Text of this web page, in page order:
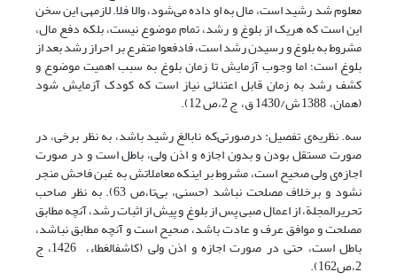
معلوم شد رشید است، مال به او داده می‌شود، والا فلا. لازمه­ی این سخن
این است که هریک از بلوغ و رشد، تمام موضوع نیست، بلکه دفع مال،
مشروط به بلوغ و رسیدن رشد است، فادفعوا متفرع بر احراز رشد بعد از
بلوغ است؛ اما وجوب آزمایش تا زمان بلوغ به سبب اهمیت موضوع و
کشف رشد به زمان قابل اعتنائی نیاز است که کودک آزمایش شود
(همان، 1388 ش/1430 ق، ج 2،ص 12).
سه. نظریه‌ی تفصیل: درصورتی‌که نابالغ رشید باشد، به نظر برخی، در
صورت مستقل بودن و بدون اجازه و اذن ولی، باطل است و در صورت
اجازه‌ی ولی صحیح است، مشروط بر اینکه معاملاتش به غبن فاحش منجر
نشود و برخلاف مصلحت نباشد (حسنی، بی‌تا،ص 63). به نظر صاحب
تحریر­المجلة، از اعمال صبی پس از بلوغ و پیش از اثبات رشد، آنچه مطابق
مصلحت و موافق عرف و عادت باشد، صحیح است و آنچه مطابق نباشد،
باطل است، حتی در صورت اجازه و اذن ولی (کاشف­الغطاء، 1426، ج
2،ص162).